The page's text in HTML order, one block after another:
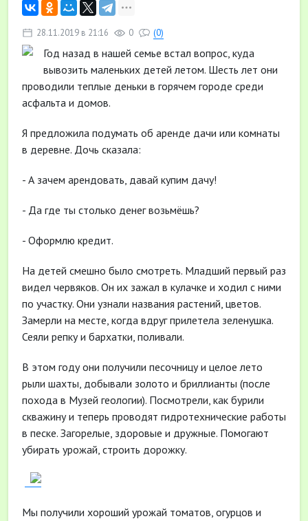
28.11.2019 в 21:16 0 (0)
Год назад в нашей семье встал вопрос, куда
вывозить маленьких детей летом. Шесть лет они
проводили теплые деньки в горячем городе среди
асфальта и домов.
Я предложила подумать об аренде дачи или комнаты
в деревне. Дочь сказала:
- А зачем арендовать, давай купим дачу!
- Да где ты столько денег возьмёшь?
- Оформлю кредит.
На детей смешно было смотреть. Младший первый раз
видел червяков. Он их зажал в кулачке и ходил с ними
по участку. Они узнали названия растений, цветов.
Замерли на месте, когда вдруг прилетела зеленушка.
Сеяли репку и бархатки, поливали.
В этом году они получили песочницу и целое лето
рыли шахты, добывали золото и бриллианты (после
похода в Музей геологии). Посмотрели, как бурили
скважину и теперь проводят гидротехнические работы
в песке. Загорелые, здоровые и дружные. Помогают
убирать урожай, строить дорожку.
Мы получили хороший урожай томатов, огурцов и